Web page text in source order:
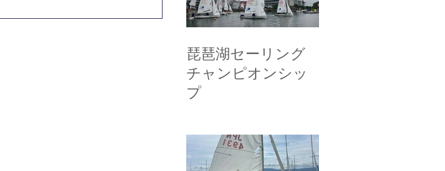
琵琶湖セーリング
チャンピオンシッ
プ